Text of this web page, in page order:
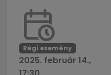
kapcsolatának
[…]
Régi esemény
2025. február 14.,